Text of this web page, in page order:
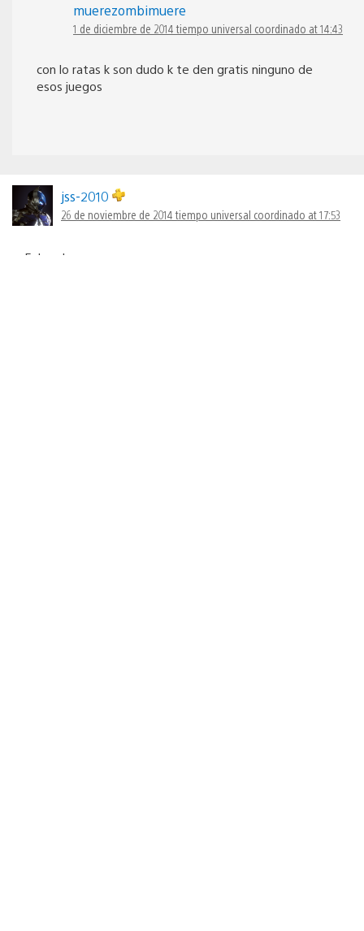
muerezombimuere
1 de diciembre de 2014 tiempo universal coordinado at 14:43
con lo ratas k son dudo k te den gratis ninguno de
esos juegos
jss-2010
26 de noviembre de 2014 tiempo universal coordinado at 17:53
Enhorabuena.